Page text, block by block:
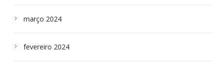
março 2024
fevereiro 2024